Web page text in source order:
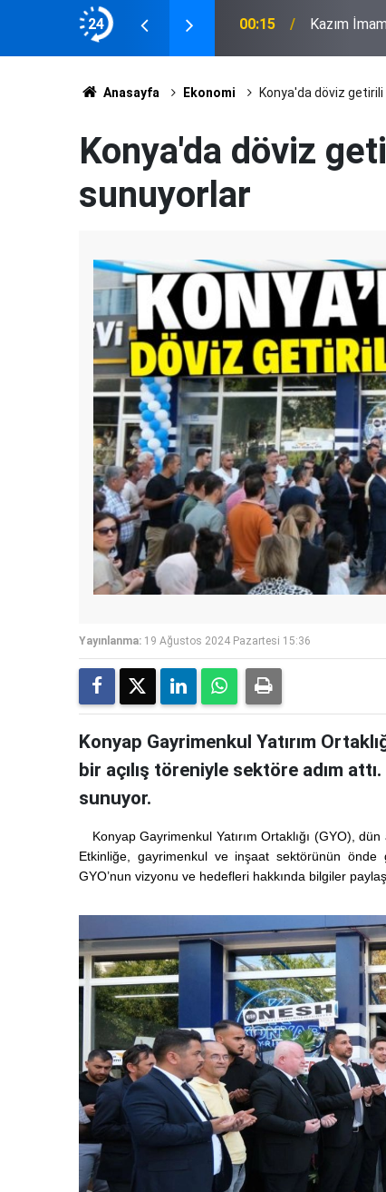
24 16:41 “Bir çınar
Anasayfa Ekonomi Konya'da döviz getirili
Konya'da döviz
sunuyorlar
Yayınlanma: 19 Ağustos 2024 Pazartesi 15:36
Konyap Gayrimenkul Yatırım
bir açılış töreniyle sektöre adım
sunuyor.
Konyap Gayrimenkul Yatırım Ortaklığı (GYO),
Etkinliğe, gayrimenkul ve inşaat sektörünün önde
GYO’nun vizyonu ve hedefleri hakkında bilgiler